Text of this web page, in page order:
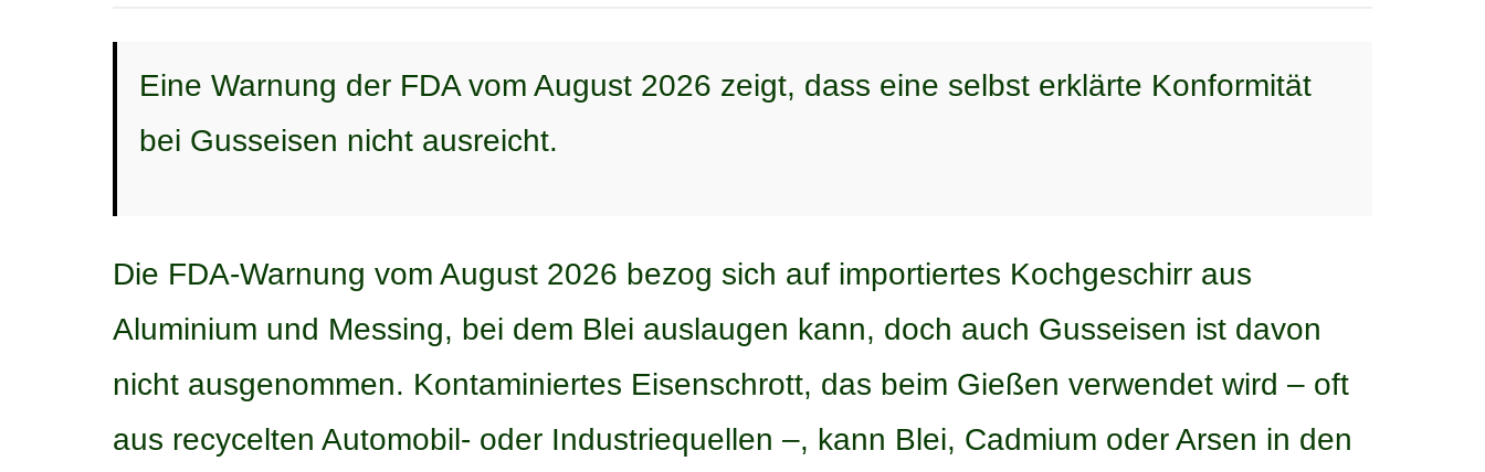
Eine Warnung der FDA vom August 2026 zeigt, dass eine selbst erklärte Konformität
bei Gusseisen nicht ausreicht.
Die FDA-Warnung vom August 2026 bezog sich auf importiertes Kochgeschirr aus
Aluminium und Messing, bei dem Blei auslaugen kann, doch auch Gusseisen ist davon
nicht ausgenommen. Kontaminiertes Eisenschrott, das beim Gießen verwendet wird – oft
aus recycelten Automobil- oder Industriequellen –, kann Blei, Cadmium oder Arsen in den